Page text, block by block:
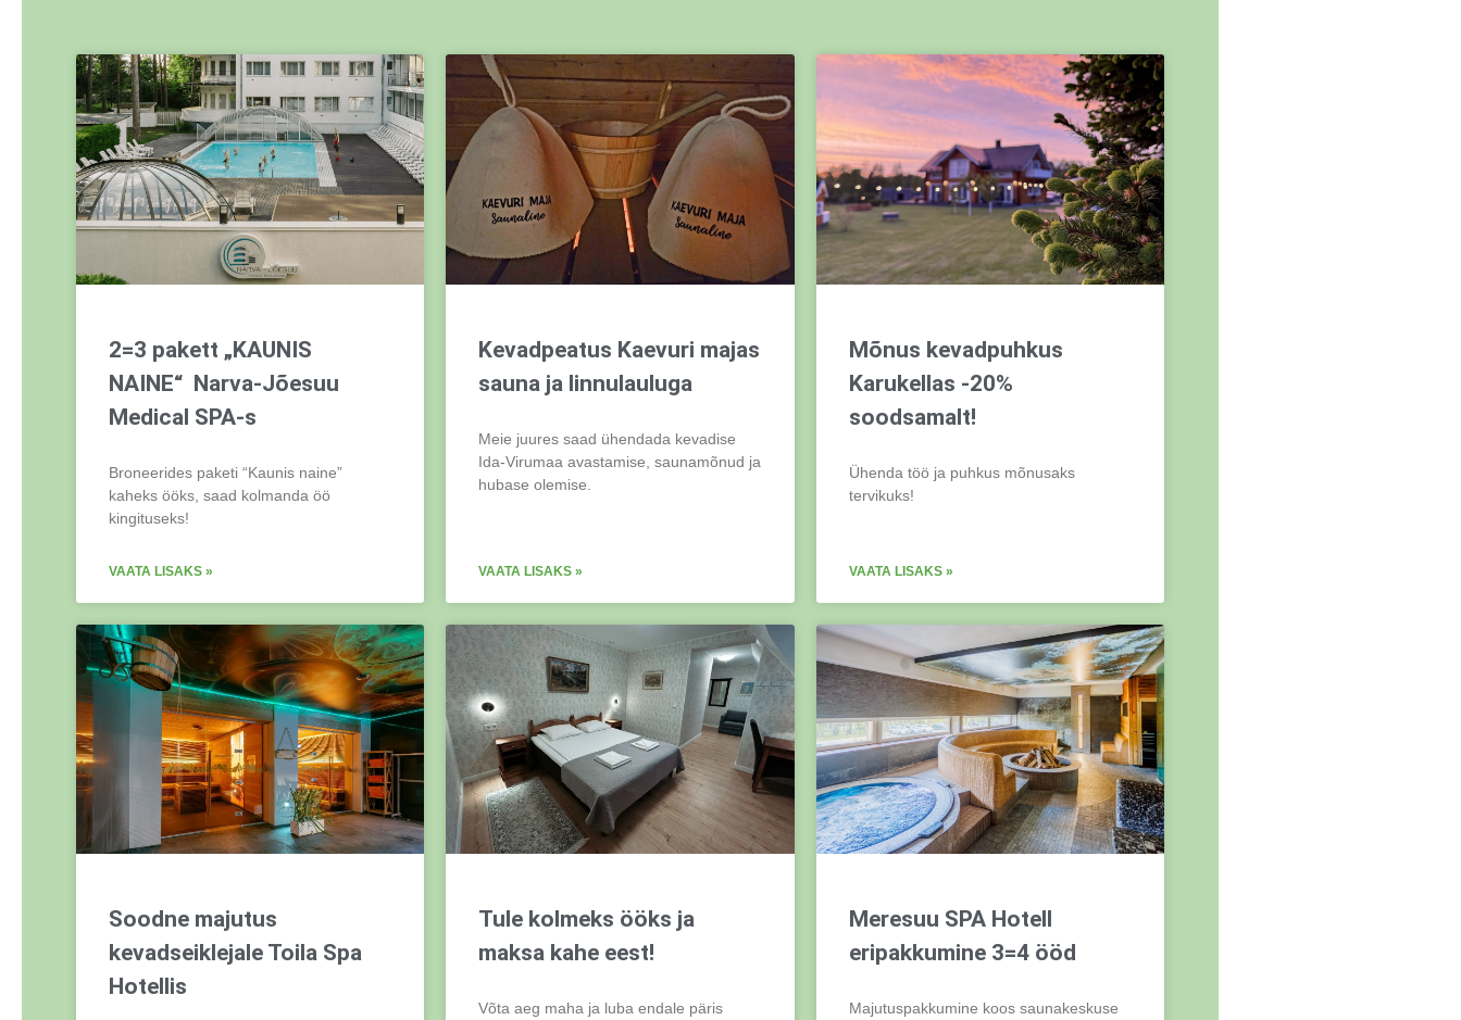
2=3 pakett „KAUNIS
NAINE“ Narva-Jõesuu
Medical SPA-s
Broneerides paketi “Kaunis naine”
kaheks ööks, saad kolmanda öö
kingituseks!
VAATA LISAKS »
Kevadpeatus Kaevuri majas
sauna ja linnulauluga
Meie juures saad ühendada kevadise
Ida-Virumaa avastamise, saunamõnud ja
hubase olemise.
VAATA LISAKS »
Mõnus kevadpuhkus
Karukellas -20%
soodsamalt!
Ühenda töö ja puhkus mõnusaks
tervikuks!
VAATA LISAKS »
Soodne majutus
kevadseiklejale Toila Spa
Hotellis
Tule kolmeks ööks ja
maksa kahe eest!
Võta aeg maha ja luba endale päris
Meresuu SPA Hotell
eripakkumine 3=4 ööd
Majutuspakkumine koos saunakeskuse